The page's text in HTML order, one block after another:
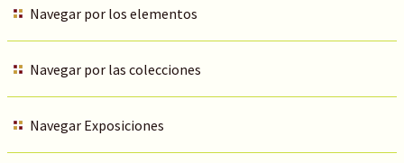
Navegar por los elementos
Navegar por las colecciones
Navegar Exposiciones